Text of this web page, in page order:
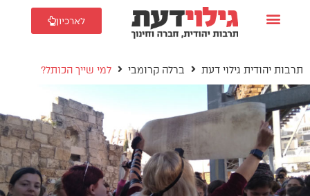
לארכיון
תרבות יהודית גילוי דעת ברלה קרומבי למי שייך הכותל?